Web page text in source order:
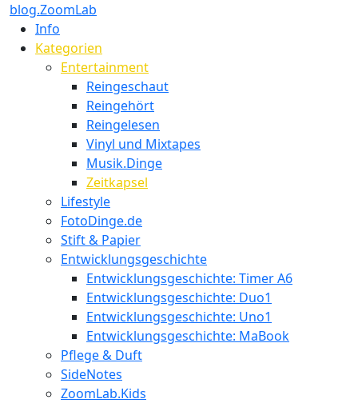
blog.ZoomLab
Info
Kategorien
Entertainment
Reingeschaut
Reingehört
Reingelesen
Vinyl und Mixtapes
Musik.Dinge
Zeitkapsel
Lifestyle
FotoDinge.de
Stift & Papier
Entwicklungsgeschichte
Entwicklungsgeschichte: Timer A6
Entwicklungsgeschichte: Duo1
Entwicklungsgeschichte: Uno1
Entwicklungsgeschichte: MaBook
Pflege & Duft
SideNotes
ZoomLab.Kids